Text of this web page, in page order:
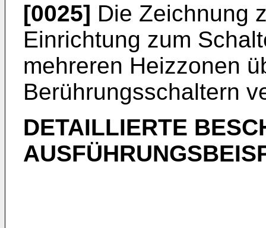
[0025] Die Zeichnung
Einrichtung zum
mehreren Heizzonen
Berührungsschaltern
DETAILLIERTE